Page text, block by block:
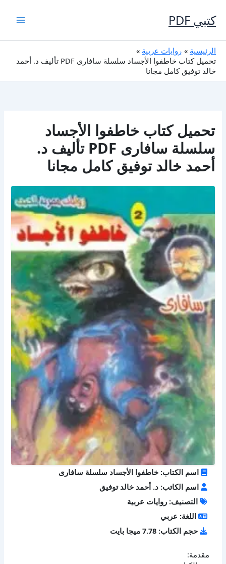
إلى
المحتوى
كتبي PDF
الرئيسية
روايات عربية
تحميل كتاب خاطفوا الأجساد سلسلة سافارى PDF تأليف د. أحمد
خالد توفيق كامل مجانا
تحميل كتاب خاطفوا الأجساد
سلسلة سافارى PDF تأليف د.
أحمد خالد توفيق كامل مجانا
اسم الكتاب: خاطفوا الأجساد سلسلة سافارى
اسم الكاتب: د. أحمد خالد توفيق
التصنيف: روايات عربية
اللغة: عربي
حجم الكتاب: 7.78 ميجا بايت
مقدمة: